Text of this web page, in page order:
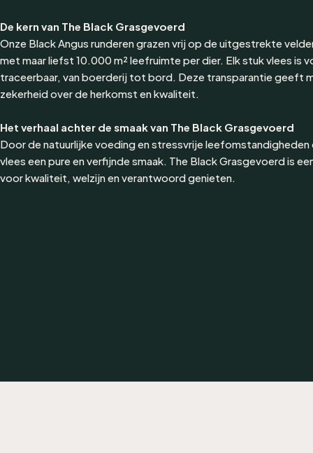
De kern van The Black Grasgevoerd
Onze Black Angus runderen grazen vrij op de uitgestrekte
met maar liefst 10.000 m² leefruimte per dier. Elk stuk vlees is
traceerbaar, van boerderij tot bord. Deze transparantie geeft
zekerheid over de herkomst en kwaliteit.
Het verhaal achter de smaak van The Black Grasgevoerd
Door de natuurlijke voeding en stressvrije
vlees een pure en verfijnde smaak. The Black Grasgevoerd is
voor kwaliteit, welzijn en verantwoord genieten.